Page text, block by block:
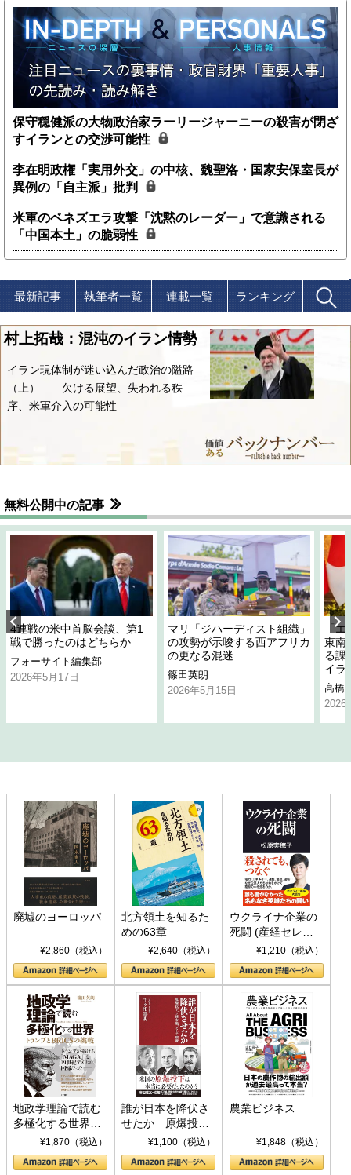
保守穏健派の大物政治家ラーリージャーニーの殺害が閉ざ
すイランとの交渉可能性
李在明政権「実用外交」の中核、魏聖洛・国家安保室長が
異例の「自主派」批判
米軍のベネズエラ攻撃「沈黙のレーダー」で意識される
「中国本土」の脆弱性
最新記事 執筆者一覧 連載一覧 ランキング
村上拓哉：混沌のイラン情勢
イラン現体制が迷い込んだ政治の隘路
（上）――欠ける展望、失われる秩
序、米軍介入の可能性
無料公開中の記事
4連戦の米中首脳会談、第1
戦で勝ったのはどちらか
フォーサイト編集部
2026年5月17日
マリ「ジハーディスト組織」
の攻勢が示唆する西アフリカ
の更なる混迷
篠田英朗
2026年5月15日
「
東南
る課
イラ
高橋
2026
廃墟のヨーロッパ
¥2,860（税込）
北方領土を知るた
めの63章
¥2,640（税込）
ウクライナ企業の
死闘 (産経セレク
ト S 039)¥1,210（税込）
地政学理論で読む
多極化する世界：
トランプとBRICS
の挑戦
¥1,870（税込）
誰が日本を降伏さ
せたか 原爆投
下、ソ連参戦、そ
して聖断 (PHP新
書)
¥1,100（税込）
農業ビジネス
¥1,848（税込）